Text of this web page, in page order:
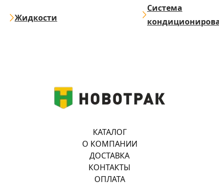
Жидкости
Система
КАТАЛОГ
О КОМПАНИИ
ДОСТАВКА
КОНТАКТЫ
ОПЛАТА